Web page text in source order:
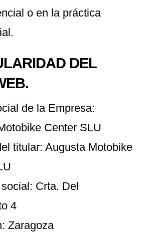
o en la práctica
DEL
de la Empresa:
Center SLU
titular: Augusta Motobike
Crta. Del
4
Zaragoza